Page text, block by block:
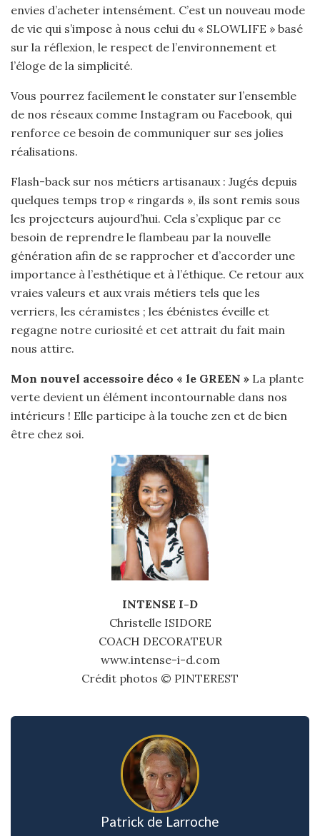
envies d’acheter intensément. C’est un nouveau mode
de vie qui s’impose à nous celui du « SLOWLIFE » basé
sur la réflexion, le respect de l’environnement et
l’éloge de la simplicité.
Vous pourrez facilement le constater sur l’ensemble
de nos réseaux comme Instagram ou Facebook, qui
renforce ce besoin de communiquer sur ses jolies
réalisations.
Flash-back sur nos métiers artisanaux : Jugés depuis
quelques temps trop « ringards », ils sont remis sous
les projecteurs aujourd’hui. Cela s’explique par ce
besoin de reprendre le flambeau par la nouvelle
génération afin de se rapprocher et d’accorder une
importance à l’esthétique et à l’éthique. Ce retour aux
vraies valeurs et aux vrais métiers tels que les
verriers, les céramistes ; les ébénistes éveille et
regagne notre curiosité et cet attrait du fait main
nous attire.
Mon nouvel accessoire déco « le GREEN » La plante
verte devient un élément incontournable dans nos
intérieurs ! Elle participe à la touche zen et de bien
être chez soi.
INTENSE I-D
Christelle ISIDORE
COACH DECORATEUR
www.intense-i-d.com
Crédit photos © PINTEREST
Patrick de Larroche